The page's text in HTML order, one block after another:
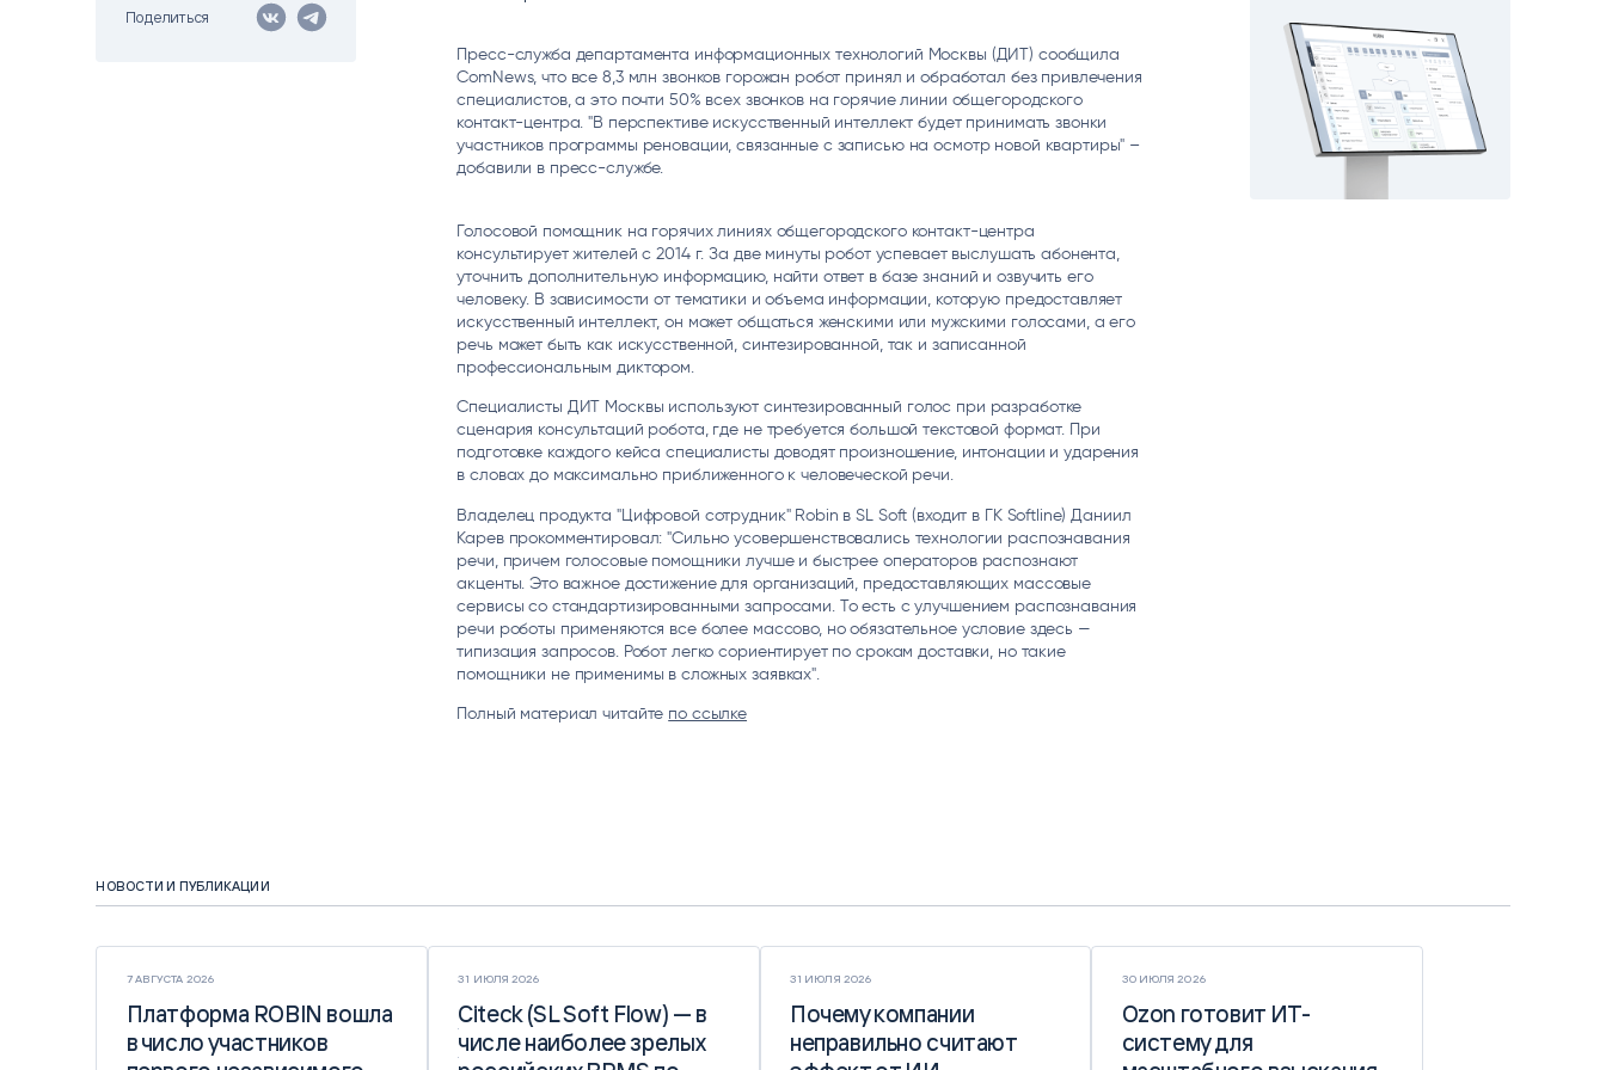
Цитрос Citeck
ТЕКСТА
КОНТРОЛЬ ОПЕРАЦИОННОЙ
ДЕЯТЕЛЬНОСТИ
РАСПОЗНАВАНИЕ ДАННЫХ
Поделиться
Пресс-служба департамента информационных технологий Москвы (ДИТ) сообщила
ComNews, что все 8,3 млн звонков горожан робот принял и обработал без привлечения
специалистов, а это почти 50% всех звонков на горячие линии общегородского
контакт-центра. "В перспективе искусственный интеллект будет принимать звонки
участников программы реновации, связанные с записью на осмотр новой квартиры" –
добавили в пресс-службе.
Голосовой помощник на горячих линиях общегородского контакт-центра
консультирует жителей с 2014 г. За две минуты робот успевает выслушать абонента,
уточнить дополнительную информацию, найти ответ в базе знаний и озвучить его
человеку. В зависимости от тематики и объема информации, которую предоставляет
искусственный интеллект, он может общаться женскими или мужскими голосами, а его
речь может быть как искусственной, синтезированной, так и записанной
профессиональным диктором.
Специалисты ДИТ Москвы используют синтезированный голос при разработке
сценария консультаций робота, где не требуется большой текстовой формат. При
подготовке каждого кейса специалисты доводят произношение, интонации и ударения
в словах до максимально приближенного к человеческой речи.
Владелец продукта "Цифровой сотрудник" Robin в SL Soft (входит в ГК Softline) Даниил
Карев прокомментировал: "Сильно усовершенствовались технологии распознавания
речи, причем голосовые помощники лучше и быстрее операторов распознают
акценты. Это важное достижение для организаций, предоставляющих массовые
сервисы со стандартизированными запросами. То есть с улучшением распознавания
речи роботы применяются все более массово, но обязательное условие здесь —
типизация запросов. Робот легко сориентирует по срокам доставки, но такие
помощники не применимы в сложных заявках".
Полный материал читайте по ссылке
НОВОСТИ И ПУБЛИКАЦИИ
7 АВГУСТА 2026
Платформа ROBIN вошла
в число участников
Платформа ROBIN вошла
в число участников
31 ИЮЛЯ 2026
Citeck (SL Soft Flow) — в
числе наиболее зрелых
Citeck (SL Soft Flow) — в
числе наиболее зрелых
31 ИЮЛЯ 2026
Почему компании
неправильно считают
Почему компании
неправильно считают
30 ИЮЛЯ 2026
Ozon готовит ИТ-
систему для
Ozon готовит ИТ-
систему для